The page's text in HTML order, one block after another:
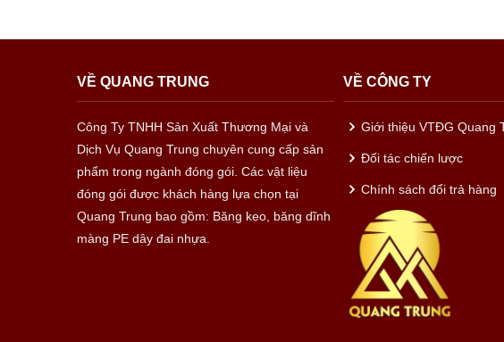
VỀ QUANG TRUNG
Công Ty TNHH Sản Xuất Thương Mại và
Dịch Vụ Quang Trung chuyên cung cấp sản
phẩm trong ngành đóng gói. Các vật liệu
đóng gói được khách hàng lựa chọn tại
Quang Trung bao gồm: Băng keo, băng dĩnh
màng PE dây đai nhựa.
VỀ CÔNG TY
Giới thiệu VTĐG Quang
Đối tác chiến lược
Chính sách đổi trả hàng